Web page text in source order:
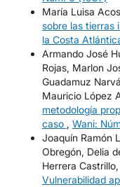
María Luisa
sobre las tierras
la Costa
Armando José
Rojas, Marlon
Guadamuz
Mauricio López
metodología
caso , Wani:
Joaquín Ramón
Obregón, Delia
Herrera
Vulnerabilidad